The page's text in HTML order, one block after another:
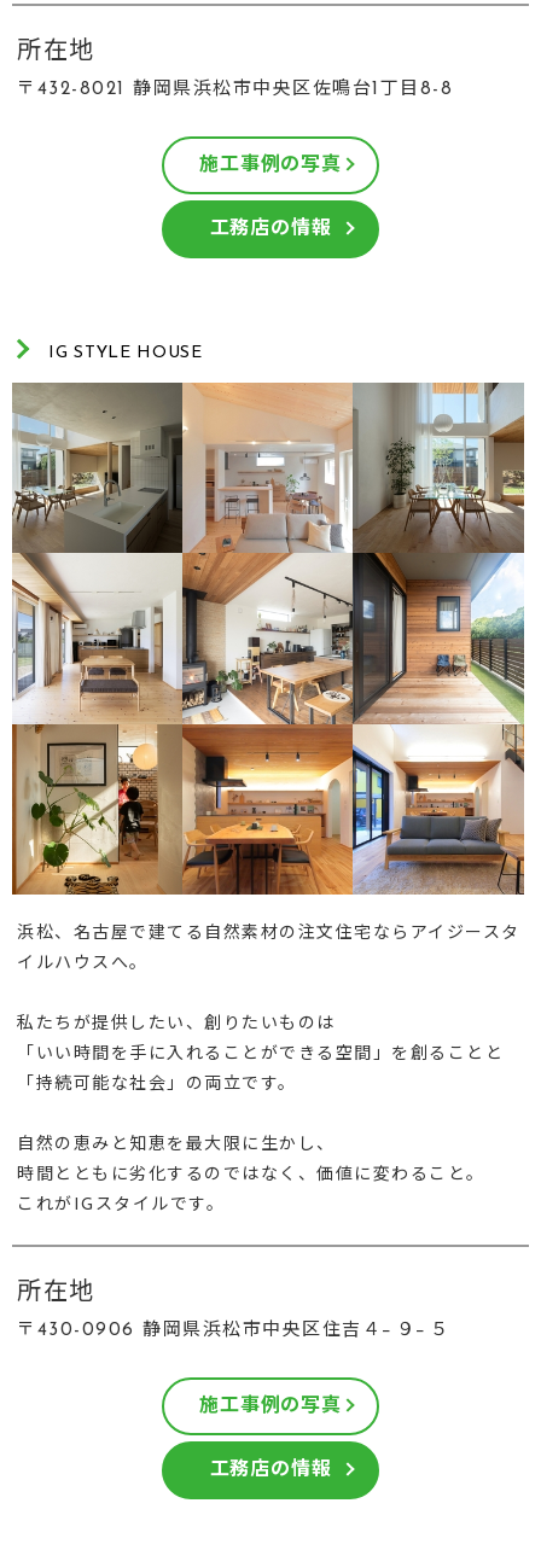
所在地
〒432-8021 静岡県浜松市中央区佐鳴台1丁目8-8
施工事例の写真
工務店の情報
IG STYLE HOUSE
浜松、名古屋で建てる自然素材の注文住宅ならアイジースタ
イルハウスへ。
私たちが提供したい、創りたいものは
「いい時間を手に入れることができる空間」を創ることと
「持続可能な社会」の両立です。
自然の恵みと知恵を最大限に生かし、
時間とともに劣化するのではなく、価値に変わること。
これがIGスタイルです。
所在地
〒430-0906 静岡県浜松市中央区住吉４−９−５
施工事例の写真
工務店の情報